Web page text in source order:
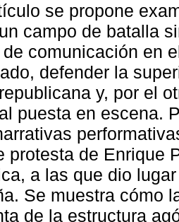
se propone
campo de batalla
comunicación en
defender la
y, por el
puesta en escena.
protesta de Enrique
a las que dio
Se muestra cómo
de la estructura